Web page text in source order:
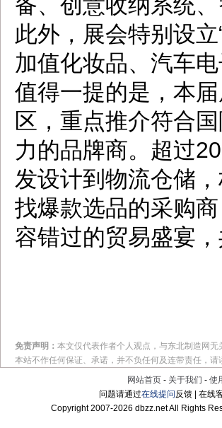
此外，展会特别设
加值化妆品、汽车
值得一提的是，本届
区，重点推介符合
力的品牌商。超过
发设计到物流仓储
找爆款选品的采购
容错过的贸易盛宴
免责声明： 本文仅代表作者个人观点，与东北制造网
本站不作任何保证、承诺，并不负任何及连带责任，
网站首页 - 关于我们 - 使
问题请通过在线提问反馈 | 在线
Copyright 2007-2026 dbzz.net All Rights